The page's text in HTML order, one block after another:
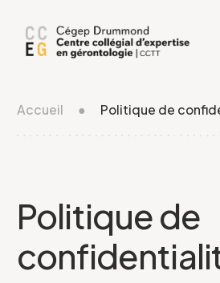
Accueil ● Politique de
Politique de